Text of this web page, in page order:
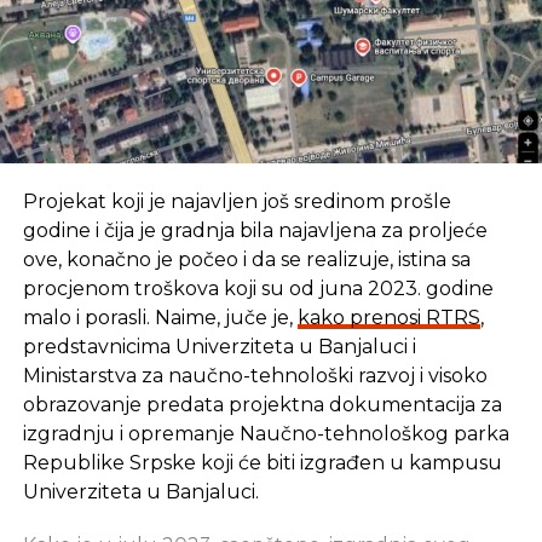
Projekat koji je najavljen još sredinom prošle
godine i čija je gradnja bila najavljena za proljeće
ove, konačno je počeo i da se realizuje, istina sa
procjenom troškova koji su od juna 2023. godine
malo i porasli. Naime, juče je, kako prenosi RTRS,
predstavnicima Univerziteta u Banjaluci i
Ministarstva za naučno-tehnološki razvoj i visoko
obrazovanje predata projektna dokumentacija za
izgradnju i opremanje Naučno-tehnološkog parka
Republike Srpske koji će biti izgrađen u kampusu
Univerziteta u Banjaluci.